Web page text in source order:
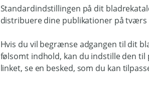
Standardindstillingen på dit
distribuere dine publikationer på
Hvis du vil begrænse adgangen til dit
følsomt indhold, kan du indstille den
linket, se en besked, som du kan